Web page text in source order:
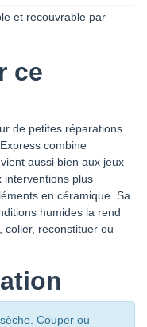
et recouvrable par
ce
de petites réparations
combine
aussi bien aux jeux
interventions plus
en céramique. Sa
humides la rend
coller, reconstituer ou
Couper ou